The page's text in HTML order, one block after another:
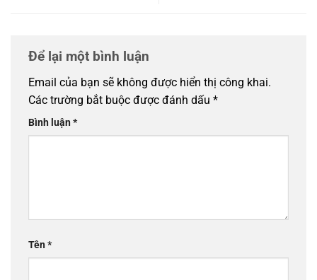
Để lại một bình luận
Email của bạn sẽ không được hiển thị công khai.
Các trường bắt buộc được đánh dấu *
Bình luận*
Tên*